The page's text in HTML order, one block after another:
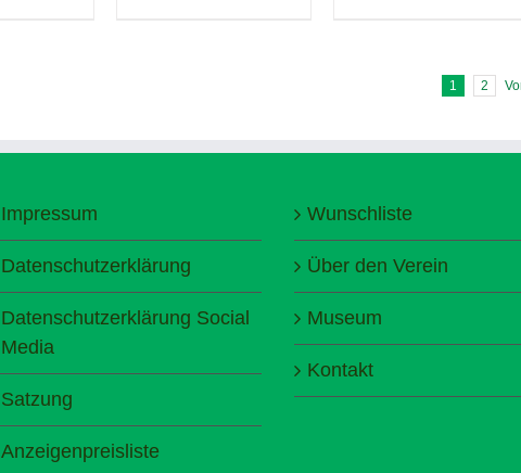
1 2
Impressum
Datenschutzerklärung
Datenschutzerklärung Social
Media
Satzung
Anzeigenpreisliste
Wunschliste
Über den Verein
Museum
Kontakt